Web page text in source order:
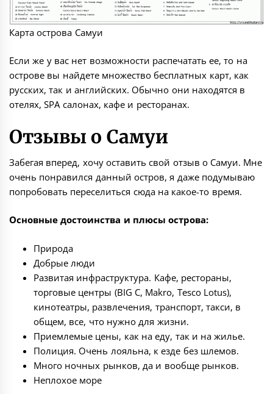
Карта острова Самуи
Если же у вас нет возможности распечатать ее, то на
острове вы найдете множество бесплатных карт, как
русских, так и английских. Обычно они находятся в
отелях, SPA салонах, кафе и ресторанах.
Отзывы о Самуи
Забегая вперед, хочу оставить свой отзыв о Самуи. Мне
очень понравился данный остров, я даже подумываю
попробовать переселиться сюда на какое-то время.
Основные достоинства и плюсы острова:
Природа
Добрые люди
Развитая инфраструктура. Кафе, рестораны,
торговые центры (BIG C, Makro, Tesco Lotus),
кинотеатры, развлечения, транспорт, такси, в
общем, все, что нужно для жизни.
Приемлемые цены, как на еду, так и на жилье.
Полиция. Очень лояльна, к езде без шлемов.
Много ночных рынков, да и вообще рынков.
Неплохое море